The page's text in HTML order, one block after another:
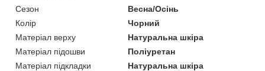
Сезон
Весна/Осінь
Колір
Чорний
Матеріал верху
Натуральна шкіра
Матеріал підошви
Поліуретан
Матеріал підкладки
Натуральна шкіра